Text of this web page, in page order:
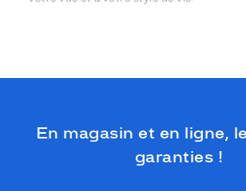
En magasin et en ligne,
garanties !